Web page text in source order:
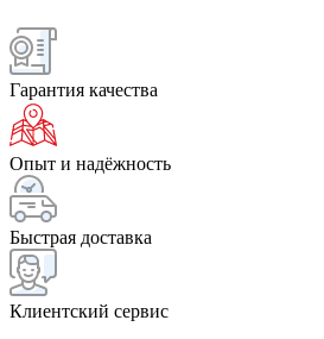
Гарантия качества
Опыт и надёжность
Быстрая доставка
Клиентский сервис